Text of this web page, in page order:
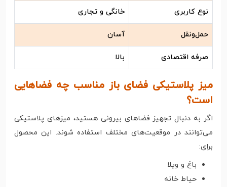
نوع کاربری خانگی و تجاری
حمل‌ونقل آسان
صرفه اقتصادی بالا
میز پلاستیکی فضای باز مناسب چه فضاهایی
است؟
اگر به دنبال تجهیز فضاهای بیرونی هستید، میزهای پلاستیکی
می‌توانند در موقعیت‌های مختلف استفاده شوند. این محصول
برای:
باغ و ویلا
حیاط خانه